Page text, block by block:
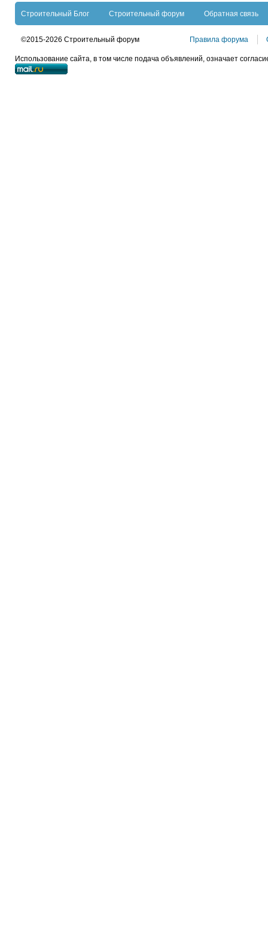
Строительный Блог Строительный форум Обратная связь
©2015-2026 Строительный форум Правила форума
Использование сайта, в том числе подача объявлений, означает